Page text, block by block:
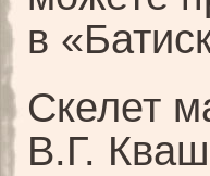
в
Скелет
В.Г.